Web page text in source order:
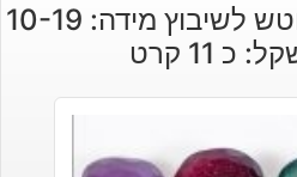
אוניקס בצבעים מלוטש לשיבוץ מידה: 10-19
11 קרט